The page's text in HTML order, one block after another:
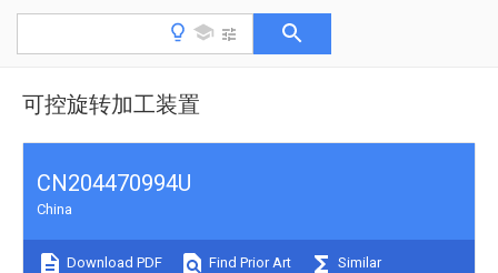
可控旋转加工装置
CN204470994U
China
Download PDF Find Prior Art Similar